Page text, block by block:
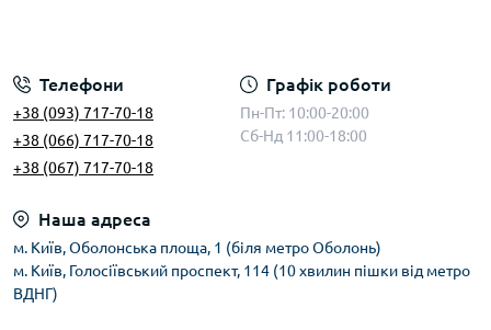
Телефони
+38 (093) 717-70-18
+38 (066) 717-70-18
+38 (067) 717-70-18
Графік роботи
Пн-Пт: 10:00-20:00
Сб-Нд 11:00-18:00
Наша адреса
м. Київ, Оболонська площа, 1 (біля метро Оболонь)
м. Київ, Голосіївський проспект, 114 (10 хвилин пішки від метро
ВДНГ)